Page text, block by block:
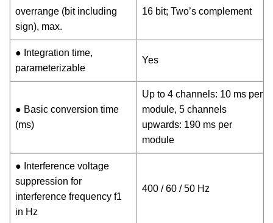
overrange (bit including
sign), max.
16 bit; Two’s complement
● Integration time,
parameterizable
Yes
● Basic conversion time
(ms)
Up to 4 channels: 10 ms per
module, 5 channels
upwards: 190 ms per
module
● Interference voltage
suppression for
interference frequency f1
in Hz
400 / 60 / 50 Hz